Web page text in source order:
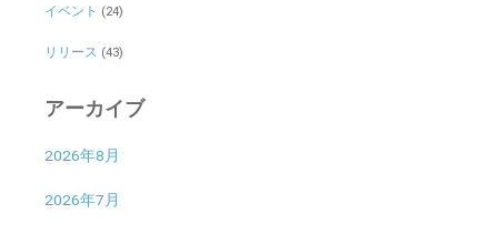
イベント (24)
リリース (43)
アーカイブ
2026年8月
2026年7月